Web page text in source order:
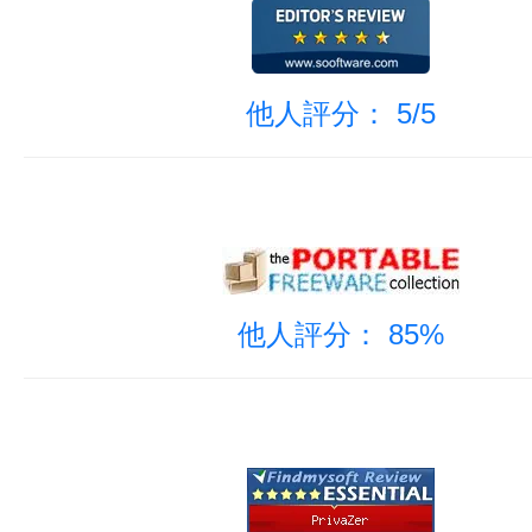
他人評分： 5/5
他人評分： 85%